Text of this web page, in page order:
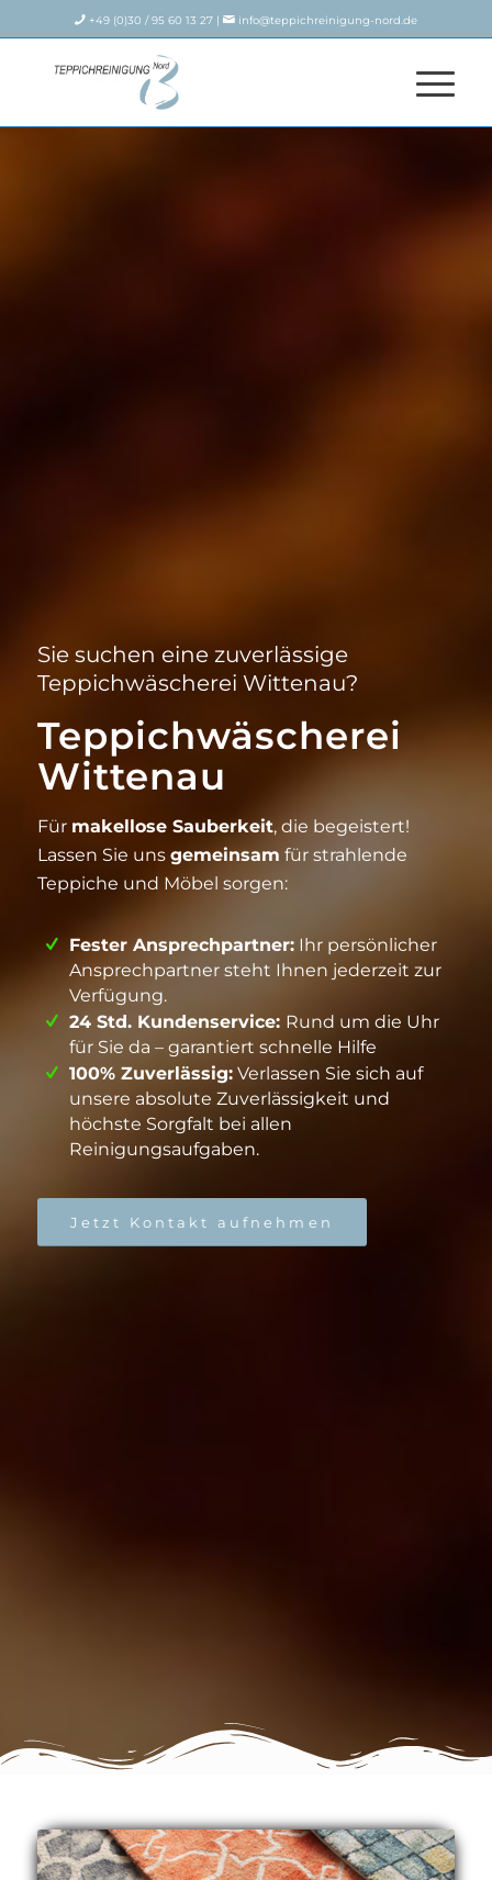
+49 (0)30 / 95 60 13 27 | info@teppichreinigung-nord.de
Sie suchen eine zuverlässige
Teppichwäscherei Wittenau?
Teppichwäscherei
Wittenau
Für makellose Sauberkeit, die begeistert!
Lassen Sie uns gemeinsam für strahlende
Teppiche und Möbel sorgen:
Fester Ansprechpartner: Ihr persönlicher
Ansprechpartner steht Ihnen jederzeit zur
Verfügung.
24 Std. Kundenservice: Rund um die Uhr
für Sie da – garantiert schnelle Hilfe
100% Zuverlässig: Verlassen Sie sich auf
unsere absolute Zuverlässigkeit und
höchste Sorgfalt bei allen
Reinigungsaufgaben.
Jetzt Kontakt aufnehmen